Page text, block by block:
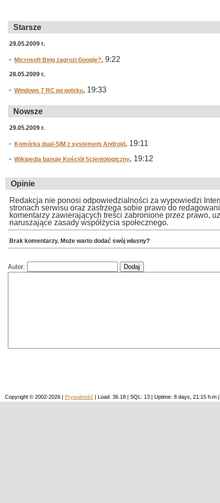
Starsze
29.05.2009 r.
Microsoft Bing zagrozi Google?, 9:22
28.05.2009 r.
Windows 7 RC po polsku, 19:33
Nowsze
29.05.2009 r.
Komórka dual-SIM z systemem Android , 19:11
Wikipedia banuje Kościół Scjentologiczny, 19:12
Opinie
Redakcja nie ponosi odpowiedzialności za wypowiedzi
stronach serwisu oraz zastrzega sobie prawo do
komentarzy zawierających treści zabronione przez prawo,
naruszające zasady współżycia społecznego.
Brak komentarzy. Może warto dodać swój własny?
Autor:
Copyright © 2002-2026 | Prywatność | Load: 36.18 | SQL: 13 | Uptime: 8 days, 21:15